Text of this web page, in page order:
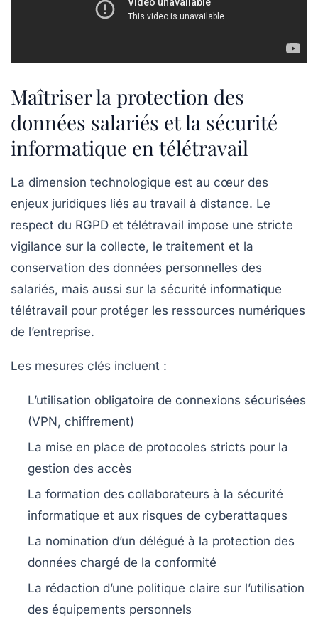
Maîtriser la protection des
données salariés et la sécurité
informatique en télétravail
La dimension technologique est au cœur des
enjeux juridiques liés au travail à distance. Le
respect du RGPD et télétravail impose une stricte
vigilance sur la collecte, le traitement et la
conservation des données personnelles des
salariés, mais aussi sur la sécurité informatique
télétravail pour protéger les ressources numériques
de l’entreprise.
Les mesures clés incluent :
L’utilisation obligatoire de connexions sécurisées
(VPN, chiffrement)
La mise en place de protocoles stricts pour la
gestion des accès
La formation des collaborateurs à la sécurité
informatique et aux risques de cyberattaques
La nomination d’un délégué à la protection des
données chargé de la conformité
La rédaction d’une politique claire sur l’utilisation
des équipements personnels